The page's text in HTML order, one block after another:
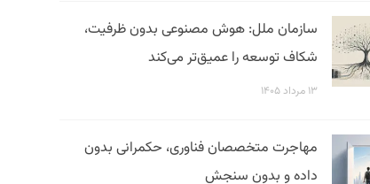
سازمان ملل: هوش مصنوعی بدون ظرفیت،
شکاف توسعه را عمیق‌تر می‌کند
۱۳ مرداد ۱۴۰۵
مهاجرت متخصصان فناوری، حکمرانی بدون
داده و بدون سنجش